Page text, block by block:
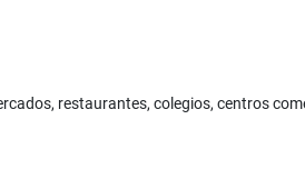
restaurantes, colegios, centros